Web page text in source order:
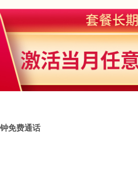
免费通话